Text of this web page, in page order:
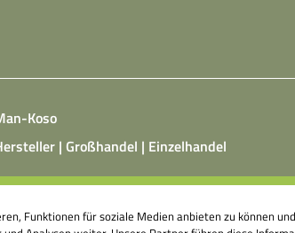
Koso
| Großhandel | Einzelhandel
Zusatz von Hefepilzen,
Funktionen für soziale Medien anbieten zu können